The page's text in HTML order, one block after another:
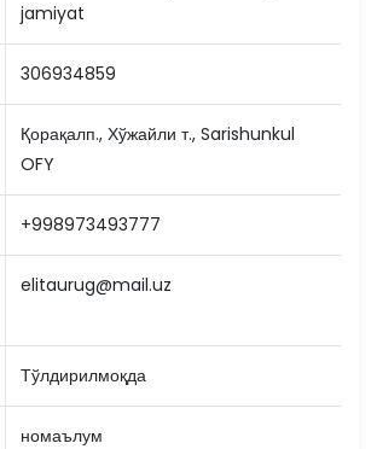
jamiyat
306934859
Қорақалп., Хўжайли т., Sarishunkul
OFY
+998973493777
elitaurug@mail.uz
Тўлдирилмоқда
номаълум